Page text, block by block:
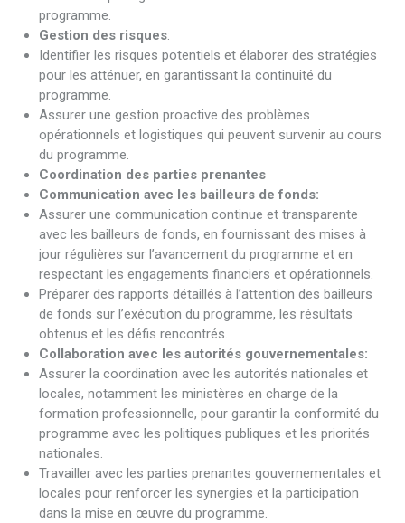
programme.
Gestion des risques:
Identifier les risques potentiels et élaborer des stratégies
pour les atténuer, en garantissant la continuité du
programme.
Assurer une gestion proactive des problèmes
opérationnels et logistiques qui peuvent survenir au cours
du programme.
Coordination des parties prenantes
Communication avec les bailleurs de fonds:
Assurer une communication continue et transparente
avec les bailleurs de fonds, en fournissant des mises à
jour régulières sur l’avancement du programme et en
respectant les engagements financiers et opérationnels.
Préparer des rapports détaillés à l’attention des bailleurs
de fonds sur l’exécution du programme, les résultats
obtenus et les défis rencontrés.
Collaboration avec les autorités gouvernementales:
Assurer la coordination avec les autorités nationales et
locales, notamment les ministères en charge de la
formation professionnelle, pour garantir la conformité du
programme avec les politiques publiques et les priorités
nationales.
Travailler avec les parties prenantes gouvernementales et
locales pour renforcer les synergies et la participation
dans la mise en œuvre du programme.